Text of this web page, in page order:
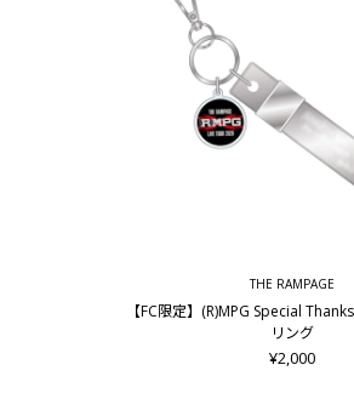
THE RAMPAGE
【FC限定】(R)MPG Special
リング
¥2,000